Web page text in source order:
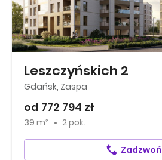
Leszczyńskich 2
Gdańsk, Zaspa
od 772 794 zł
39 m² 2 pok.
Zadzwoń